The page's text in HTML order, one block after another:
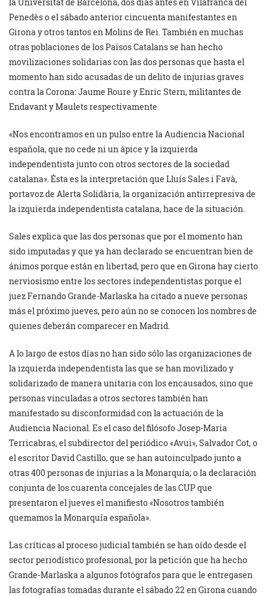
Penedès o el sábado anterior cincuenta manifestantes en
Girona y otros tantos en Molins de Rei. También en muchas
otras poblaciones de los Països Catalans se han hecho
movilizaciones solidarias con las dos personas que hasta el
momento han sido acusadas de un delito de injurias graves
contra la Corona: Jaume Roure y Enric Stern, militantes de
Endavant y Maulets respectivamente.
«Nos encontramos en un pulso entre la Audiencia Nacional
española, que no cede ni un ápice y la izquierda
independentista junto con otros sectores de la sociedad
catalana». Ésta es la interpretación que Lluís Sales i Favà,
portavoz de Alerta Solidària, la organización antirrepresiva de
la izquierda independentista catalana, hace de la situación.
Sales explica que las dos personas que por el momento han
sido imputadas y que ya han declarado se encuentran bien de
ánimos porque están en libertad, pero que en Girona hay cierto
nerviosismo entre los sectores independentistas porque el
juez Fernando Grande-Marlaska ha citado a nueve personas
más el próximo jueves, pero aún no se conocen los nombres de
quienes deberán comparecer en Madrid.
A lo largo de estos días no han sido sólo las organizaciones de
la izquierda independentista las que se han movilizado y
solidarizado de manera unitaria con los encausados, sino que
personas vinculadas a otros sectores también han
manifestado su disconformidad con la actuación de la
Audiencia Nacional. Es el caso del filósofo Josep-Maria
Terricabras, el subdirector del periódico «Avui», Salvador Cot, o
el escritor David Castillo, que se han autoinculpado junto a
otras 400 personas de injurias a la Monarquía; o la declaración
conjunta de los cuarenta concejales de las CUP que
presentaron el jueves el manifiesto «Nosotros también
quemamos la Monarquía española».
Las críticas al proceso judicial también se han oído desde el
sector periodístico profesional, por la petición que ha hecho
Grande-Marlaska a algunos fotógrafos para que le entregasen
las fotografías tomadas durante el sábado 22 en Girona cuando